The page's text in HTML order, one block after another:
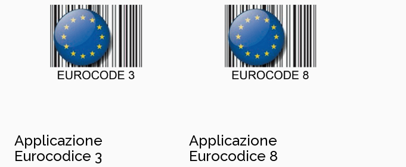
Applicazione
Eurocodice 3
Applicazione
Eurocodice 8